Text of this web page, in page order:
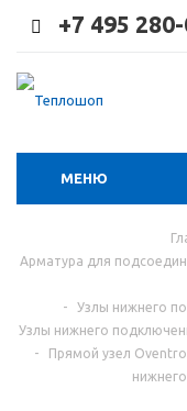
+7 495
МЕНЮ
Арматура для
-
Узлы нижнего
Узлы нижнего
-
Прямой узел